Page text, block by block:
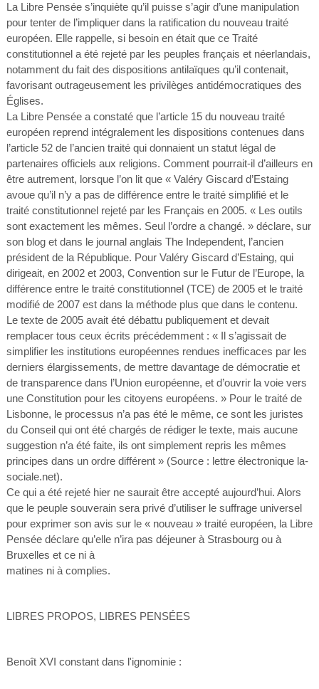
La Libre Pensée s’inquiète qu’il puisse s’agir d’une manipulation
pour tenter de l’impliquer dans la ratification du nouveau traité
européen. Elle rappelle, si besoin en était que ce Traité
constitutionnel a été rejeté par les peuples français et néerlandais,
notamment du fait des dispositions antilaïques qu’il contenait,
favorisant outrageusement les privilèges antidémocratiques des
Églises.
La Libre Pensée a constaté que l’article 15 du nouveau traité
européen reprend intégralement les dispositions contenues dans
l’article 52 de l’ancien traité qui donnaient un statut légal de
partenaires officiels aux religions. Comment pourrait-il d’ailleurs en
être autrement, lorsque l’on lit que « Valéry Giscard d’Estaing
avoue qu’il n’y a pas de différence entre le traité simplifié et le
traité constitutionnel rejeté par les Français en 2005. « Les outils
sont exactement les mêmes. Seul l’ordre a changé. » déclare, sur
son blog et dans le journal anglais The Independent, l’ancien
président de la République. Pour Valéry Giscard d’Estaing, qui
dirigeait, en 2002 et 2003, Convention sur le Futur de l’Europe, la
différence entre le traité constitutionnel (TCE) de 2005 et le traité
modifié de 2007 est dans la méthode plus que dans le contenu.
Le texte de 2005 avait été débattu publiquement et devait
remplacer tous ceux écrits précédemment : « Il s’agissait de
simplifier les institutions européennes rendues inefficaces par les
derniers élargissements, de mettre davantage de démocratie et
de transparence dans l’Union européenne, et d’ouvrir la voie vers
une Constitution pour les citoyens européens. » Pour le traité de
Lisbonne, le processus n’a pas été le même, ce sont les juristes
du Conseil qui ont été chargés de rédiger le texte, mais aucune
suggestion n’a été faite, ils ont simplement repris les mêmes
principes dans un ordre différent » (Source : lettre électronique la-
sociale.net).
Ce qui a été rejeté hier ne saurait être accepté aujourd’hui. Alors
que le peuple souverain sera privé d’utiliser le suffrage universel
pour exprimer son avis sur le « nouveau » traité européen, la Libre
Pensée déclare qu’elle n’ira pas déjeuner à Strasbourg ou à
Bruxelles et ce ni à
matines ni à complies.
LIBRES PROPOS, LIBRES PENSÉES
Benoît XVI constant dans l'ignominie :